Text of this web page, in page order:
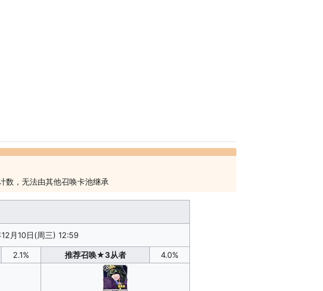
数，无法由其他召唤卡池继承
月10日(周三) 12:59
2.1% 推荐召唤★3从者 4.0%